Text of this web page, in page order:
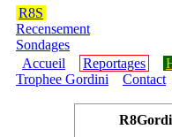
R8S
Recensement
Sondages
Accueil
Reportages
Trophee Gordini
Contact